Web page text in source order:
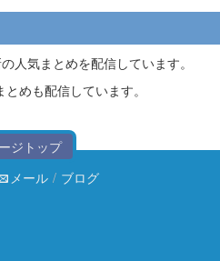
人気まとめを配信しています。
めも配信しています。
ジトップ
メール / ブログ